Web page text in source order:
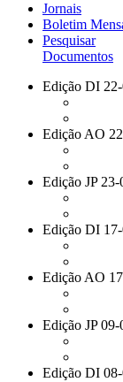
Jornais
Boletim
Pesquisar
Documentos
Edição DI
Edição AO
Edição JP
Edição DI
Edição AO
Edição JP
Edição DI